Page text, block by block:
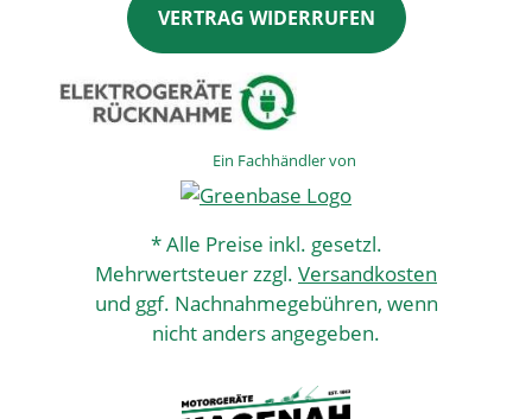
VERTRAG WIDERRUFEN
Ein Fachhändler von
* Alle Preise inkl. gesetzl.
Mehrwertsteuer zzgl. Versandkosten
und ggf. Nachnahmegebühren, wenn
nicht anders angegeben.